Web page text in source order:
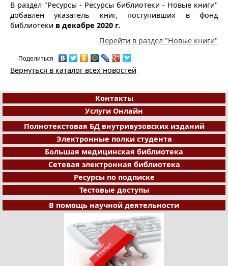
В раздел "Ресурсы - Ресурсы библиотеки - Новые книги"
добавлен указатель книг, поступивших в фонд
библиотеки в декабре 2020 г.
Перейти в раздел "Новые книги"
Поделиться
Вернуться в каталог всех новостей
Контакты
Услуги Онлайн
Полнотекстовая БД внутривузовских изданий
Электронные полки студента
Большая медицинская библиотека
Сетевая электронная библиотека
Ресурсы по подписке
Тестовые доступы
В помощь научной деятельности